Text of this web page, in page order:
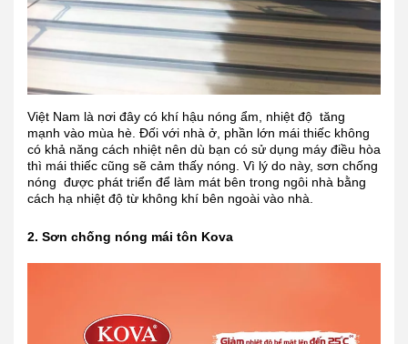
Việt Nam là nơi đây có khí hậu nóng ẩm, nhiệt độ tăng
mạnh vào mùa hè. Đối với nhà ở, phần lớn mái thiếc không
có khả năng cách nhiệt nên dù bạn có sử dụng máy điều hòa
thì mái thiếc cũng sẽ cảm thấy nóng. Vì lý do này, sơn chống
nóng được phát triển để làm mát bên trong ngôi nhà bằng
cách hạ nhiệt độ từ không khí bên ngoài vào nhà.
2. Sơn chống nóng mái tôn Kova